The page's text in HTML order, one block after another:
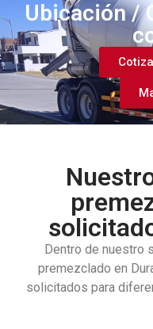
Ubicación /
Dentro de nuestro
premezclado en
solicitados para